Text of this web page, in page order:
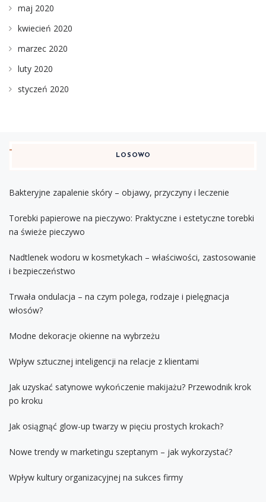
maj 2020
kwiecień 2020
marzec 2020
luty 2020
styczeń 2020
LOSOWO
Bakteryjne zapalenie skóry – objawy, przyczyny i leczenie
Torebki papierowe na pieczywo: Praktyczne i estetyczne torebki
na świeże pieczywo
Nadtlenek wodoru w kosmetykach – właściwości, zastosowanie
i bezpieczeństwo
Trwała ondulacja – na czym polega, rodzaje i pielęgnacja
włosów?
Modne dekoracje okienne na wybrzeżu
Wpływ sztucznej inteligencji na relacje z klientami
Jak uzyskać satynowe wykończenie makijażu? Przewodnik krok
po kroku
Jak osiągnąć glow-up twarzy w pięciu prostych krokach?
Nowe trendy w marketingu szeptanym – jak wykorzystać?
Wpływ kultury organizacyjnej na sukces firmy